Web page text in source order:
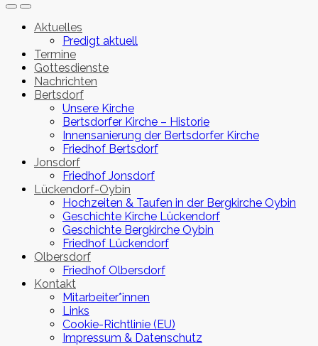
Search
Toggle
Menu
Aktuelles
Predigt aktuell
Termine
Gottesdienste
Nachrichten
Bertsdorf
Unsere Kirche
Bertsdorfer Kirche – Historie
Innensanierung der Bertsdorfer Kirche
Friedhof Bertsdorf
Jonsdorf
Friedhof Jonsdorf
Lückendorf-Oybin
Hochzeiten & Taufen in der Bergkirche Oybin
Geschichte Kirche Lückendorf
Geschichte Bergkirche Oybin
Friedhof Lückendorf
Olbersdorf
Friedhof Olbersdorf
Kontakt
Mitarbeiter*innen
Links
Cookie-Richtlinie (EU)
Impressum & Datenschutz